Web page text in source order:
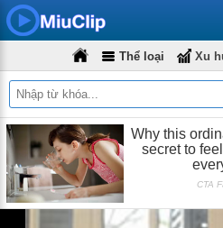
Thể loại Xu